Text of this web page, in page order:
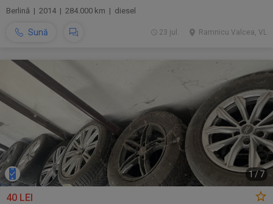
Berlină | 2014 | 284.000 km | diesel
Sună Ramnicu Valcea, VL
23 jul.
1/7
40 LEI